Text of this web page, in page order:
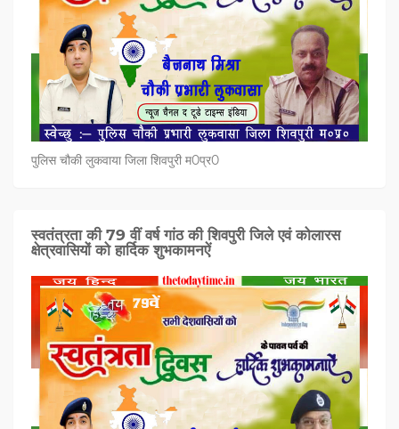
पुलिस चौकी लुकवाया जिला शिवपुरी म0प्र0
स्वतंत्रता की 79 वीं वर्ष गांठ की शिवपुरी जिले एवं कोलारस
क्षेत्रवासियों को हार्दिक शुभकामनऐं